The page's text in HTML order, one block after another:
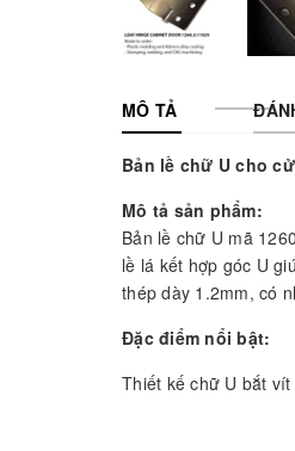
MÔ TẢ
Bản lề chữ U cho
Mô tả sản phẩm:
Bản lề chữ U mã
lề lá kết hợp góc U
thép dày 1.2mm, có
Đặc điểm nổi bật:
Thiết kế chữ U bắt